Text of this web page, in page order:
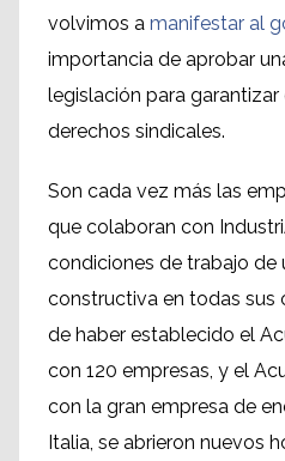
volvimos a manifestar al
importancia de aprobar
legislación para
derechos sindicales.
Son cada vez más las
que colaboran con
condiciones de trabajo de
constructiva en todas sus
de haber establecido el
con 120 empresas, y el
con la gran empresa de
Italia, se abrieron nuevos